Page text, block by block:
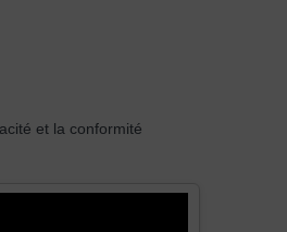
et la conformité